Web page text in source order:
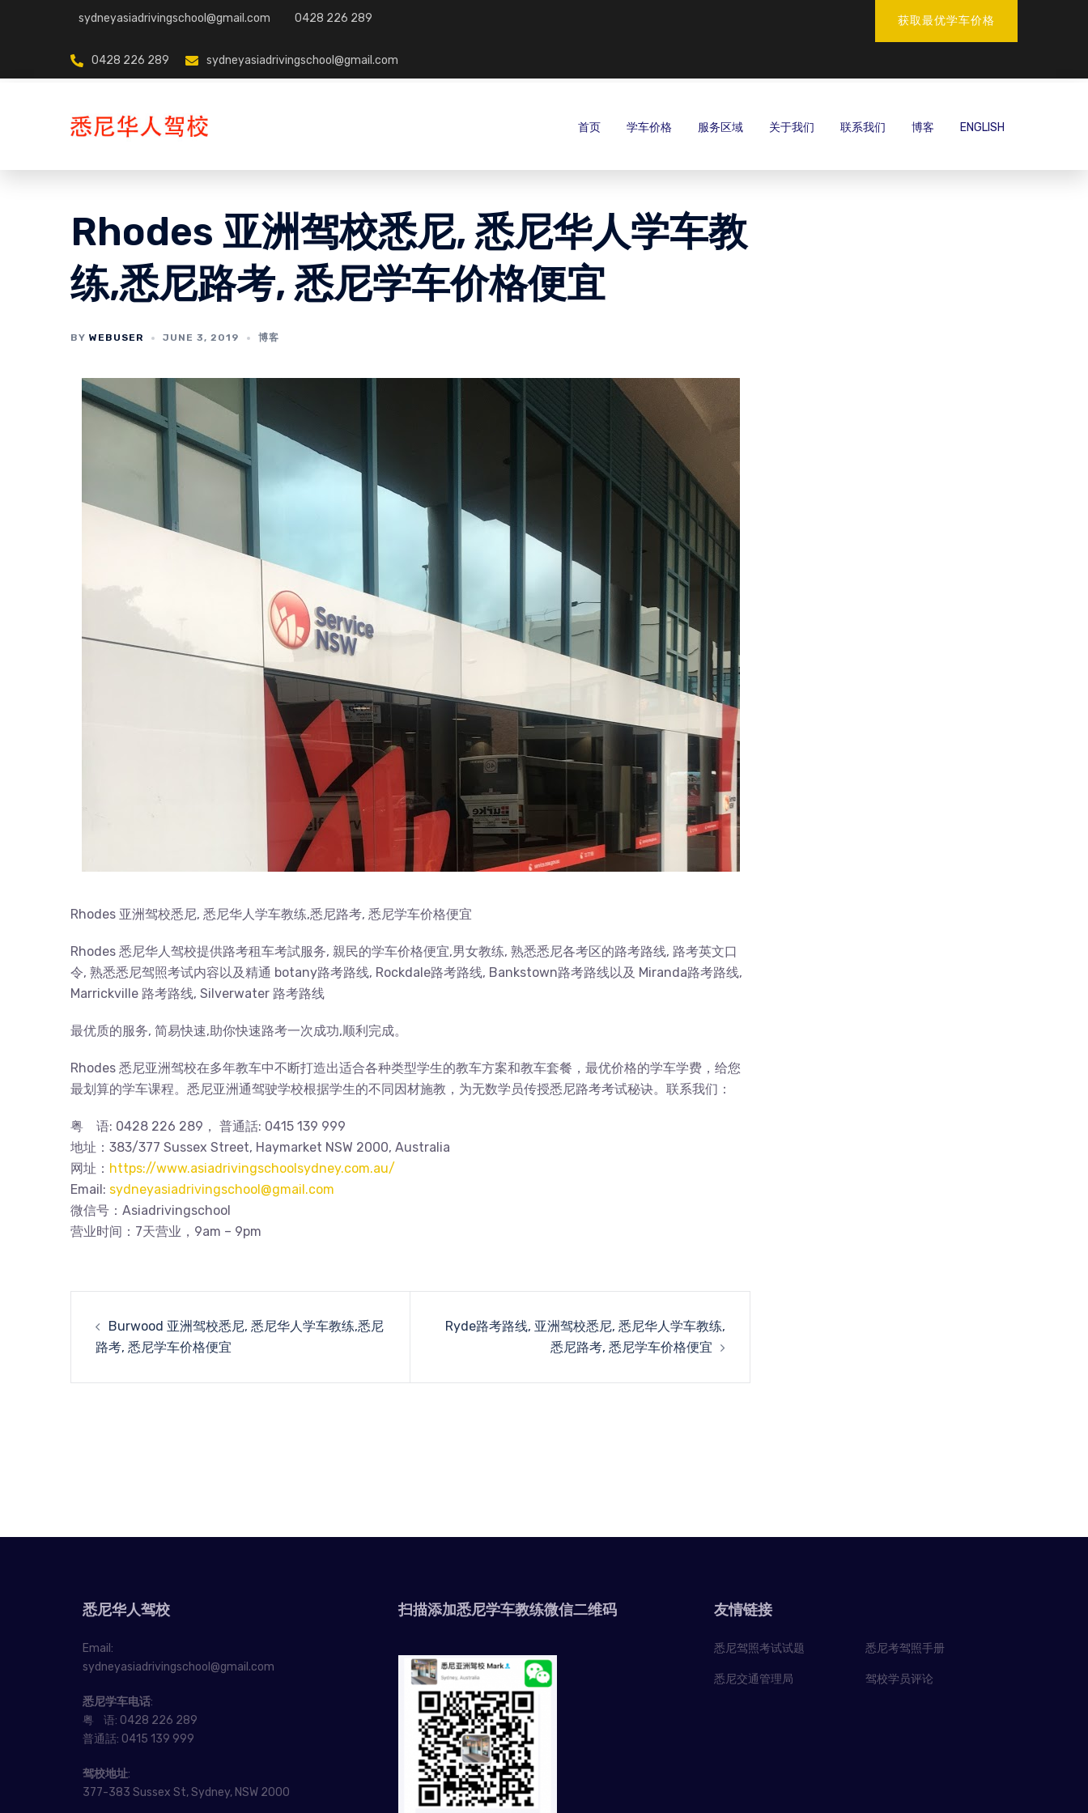
sydneyasiadrivingschool@gmail.com 0428 226 289 获取最优学车价格
0428 226 289 sydneyasiadrivingschool@gmail.com
首页 学车价格 服务区域 关于我们 联系我们 博客 ENGLISH
Rhodes 亚洲驾校悉尼, 悉尼华人学车教
练,悉尼路考, 悉尼学车价格便宜
BY WEBUSER JUNE 3, 2019 博客
Rhodes 亚洲驾校悉尼, 悉尼华人学车教练,悉尼路考, 悉尼学车价格便宜
Rhodes 悉尼华人驾校提供路考租车考試服务, 親民的学车价格便宜,男女教练, 熟悉悉尼各考区的路考路线, 路考英文口
令, 熟悉悉尼驾照考试内容以及精通 botany路考路线, Rockdale路考路线, Bankstown路考路线以及 Miranda路考路线,
Marrickville 路考路线, Silverwater 路考路线
最优质的服务, 简易快速,助你快速路考一次成功,顺利完成。
Rhodes 悉尼亚洲驾校在多年教车中不断打造出适合各种类型学生的教车方案和教车套餐，最优价格的学车学费，给您
最划算的学车课程。悉尼亚洲通驾驶学校根据学生的不同因材施教，为无数学员传授悉尼路考考试秘诀。联系我们：
粤 语: 0428 226 289， 普通話: 0415 139 999
地址：383/377 Sussex Street, Haymarket NSW 2000, Australia
网址： https://www.asiadrivingschoolsydney.com.au/
Email: sydneyasiadrivingschool@gmail.com
微信号：Asiadrivingschool
营业时间：7天营业，9am – 9pm
Post
navigation
Burwood 亚洲驾校悉尼, 悉尼华人学车教练,悉尼
路考, 悉尼学车价格便宜
Ryde路考路线, 亚洲驾校悉尼, 悉尼华人学车教练,
悉尼路考, 悉尼学车价格便宜
悉尼华人驾校
Email:
sydneyasiadrivingschool@gmail.com
悉尼学车电话:
粤 语: 0428 226 289
普通話: 0415 139 999
驾校地址:
377-383 Sussex St, Sydney, NSW 2000
扫描添加悉尼学车教练微信二维码 友情链接
悉尼驾照考试试题
悉尼交通管理局
悉尼考驾照手册
驾校学员评论